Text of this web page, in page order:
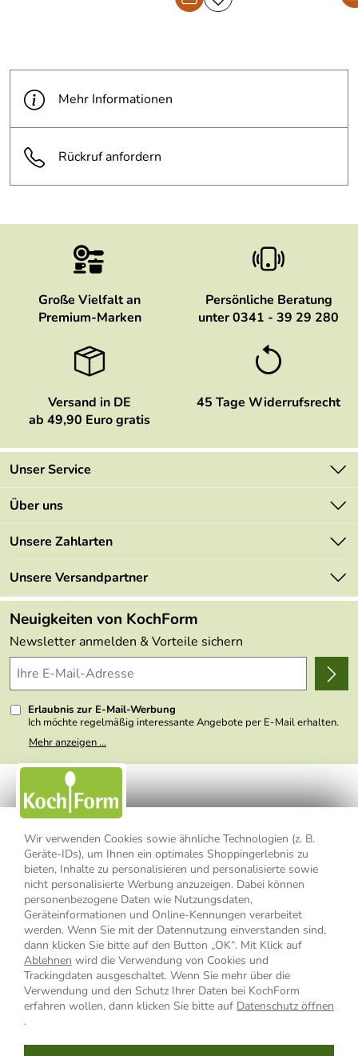
Wir verwenden Cookies sowie ähnliche Technologien (z. B.
Geräte-IDs), um Ihnen ein optimales Shoppingerlebnis zu
bieten, Inhalte zu personalisieren und personalisierte sowie
nicht personalisierte Werbung anzuzeigen. Dabei können
personenbezogene Daten wie Nutzungsdaten,
Geräteinformationen und Online-Kennungen verarbeitet
werden. Wenn Sie mit der Datennutzung einverstanden sind,
dann klicken Sie bitte auf den Button „OK“. Mit Klick auf
Ablehnen wird die Verwendung von Cookies und
Trackingdaten ausgeschaltet. Wenn Sie mehr über die
Verwendung und den Schutz Ihrer Daten bei KochForm
erfahren wollen, dann klicken Sie bitte auf Datenschutz öffnen
.
Mehr Informationen
Rückruf anfordern
Große Vielfalt an
Premium-Marken
Persönliche Beratung
unter 0341 - 39 29 280
Versand in DE
ab 49,90 Euro gratis
45 Tage Widerrufsrecht
Unser Service
Kontakt
Mehrwertsteuerfrei
Retourenportal
FAQs
Lieferbedingungen
Delivery Terms
Kundenlogin
Über uns
Marken
Angebote
Made in Germany
Themen
Wir über uns
Presse
Unsere Zahlarten
Unsere Versandpartner
Neuigkeiten von KochForm
Newsletter anmelden & Vorteile sichern
Erlaubnis zur E-Mail-Werbung
Ich möchte regelmäßig interessante Angebote per E-Mail erhalten.
Meine E-Mail-Adresse wird nicht an andere Unternehmen
weitergegeben. Zu statistischen Zwecken wird in anonymer Form
nicht erkennbar, welche konkrete Person geklickt hat. Diese
Einwilligung zur Nutzung meiner E-Mail- Adresse für Werbezwecke
kann ich jederzeit mit Wirkung für die Zukunft widerrufen, indem ich
den Link "Abmelden" am Ende des Newsletters anklicke oder die
Option Newsletter im Mitgliederbereich deaktiviere. Die
Mehr anzeigen ...
Impressum Datenschutzerklärung
AGB
Widerrufsbelehrung
Widerrufsformular
Vertrag widerrufen
* Alle Preisangaben inkl. MwSt., bis 49,90 € Bestellwert zzgl.
Versandkosten, ab 49,90 € Bestellwert inkl.Versandkosteninnerhalb